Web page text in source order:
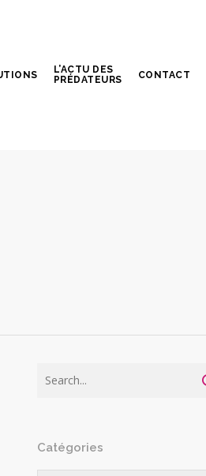
L’ACTU DES
PRÉDATEURS
CONTACT
Catégories